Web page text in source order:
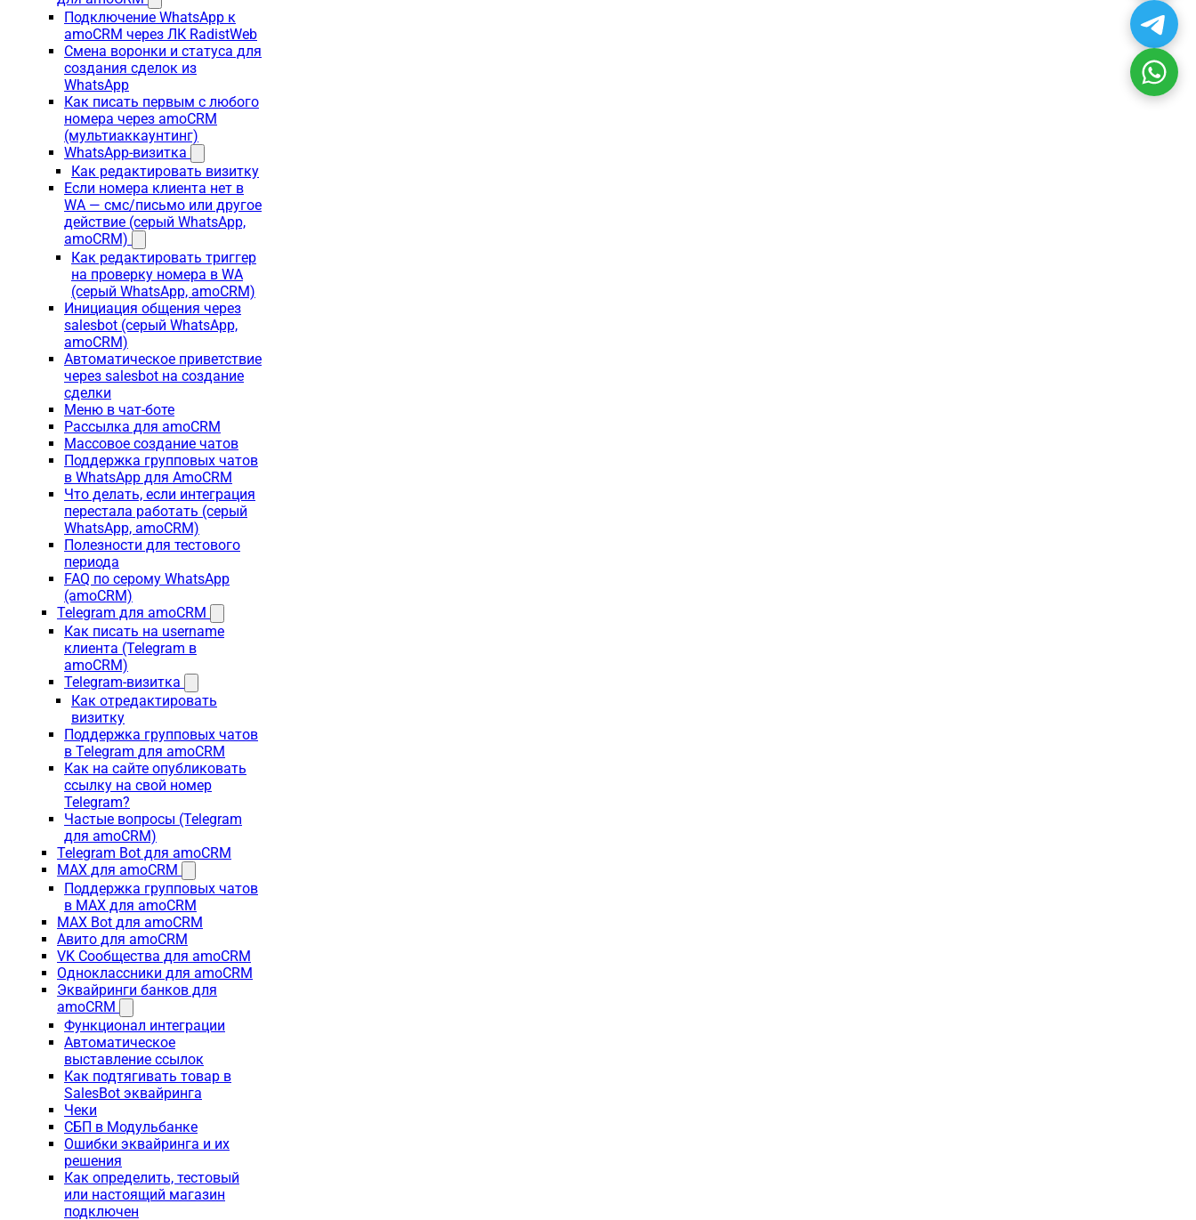
Подключение WhatsApp к
amoCRM через ЛК RadistWeb
Смена воронки и статуса для
создания сделок из
WhatsApp
Как писать первым с любого
номера через amoCRM
(мультиаккаунтинг)
WhatsApp-визитка
Как редактировать визитку
Если номера клиента нет в
WA — смс/письмо или другое
действие (серый WhatsApp,
amoCRM)
Как редактировать триггер
на проверку номера в WA
(серый WhatsApp, amoCRM)
Инициация общения через
salesbot (серый WhatsApp,
amoCRM)
Автоматическое приветствие
через salesbot на создание
сделки
Меню в чат-боте
Рассылка для amoCRM
Массовое создание чатов
Поддержка групповых чатов
в WhatsApp для AmoCRM
Что делать, если интеграция
перестала работать (серый
WhatsApp, amoCRM)
Полезности для тестового
периода
FAQ по серому WhatsApp
(amoCRM)
Telegram для amoCRM
Как писать на username
клиента (Telegram в
amoCRM)
Telegram-визитка
Как отредактировать
визитку
Поддержка групповых чатов
в Telegram для amoCRM
Как на сайте опубликовать
ссылку на свой номер
Telegram?
Частые вопросы (Telegram
для amoCRM)
Telegram Bot для amoCRM
MAX для amoCRM
Поддержка групповых чатов
в MAX для amoCRM
MAX Bot для amoCRM
Авито для amoCRM
VK Сообщества для amoCRM
Одноклассники для amoCRM
Эквайринги банков для
amoCRM
Функционал интеграции
Автоматическое
выставление ссылок
Как подтягивать товар в
SalesBot эквайринга
Чеки
СБП в Модульбанке
Ошибки эквайринга и их
решения
Как определить, тестовый
или настоящий магазин
подключен